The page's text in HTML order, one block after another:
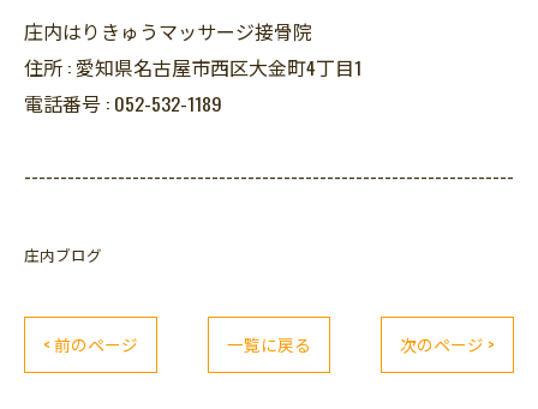
庄内はりきゅうマッサージ接骨院
住所 : 愛知県名古屋市西区大金町4丁目1
電話番号 : 052-532-1189
--------------------------------------------------------------------
庄内ブログ
< 前のページ 一覧に戻る 次のページ >